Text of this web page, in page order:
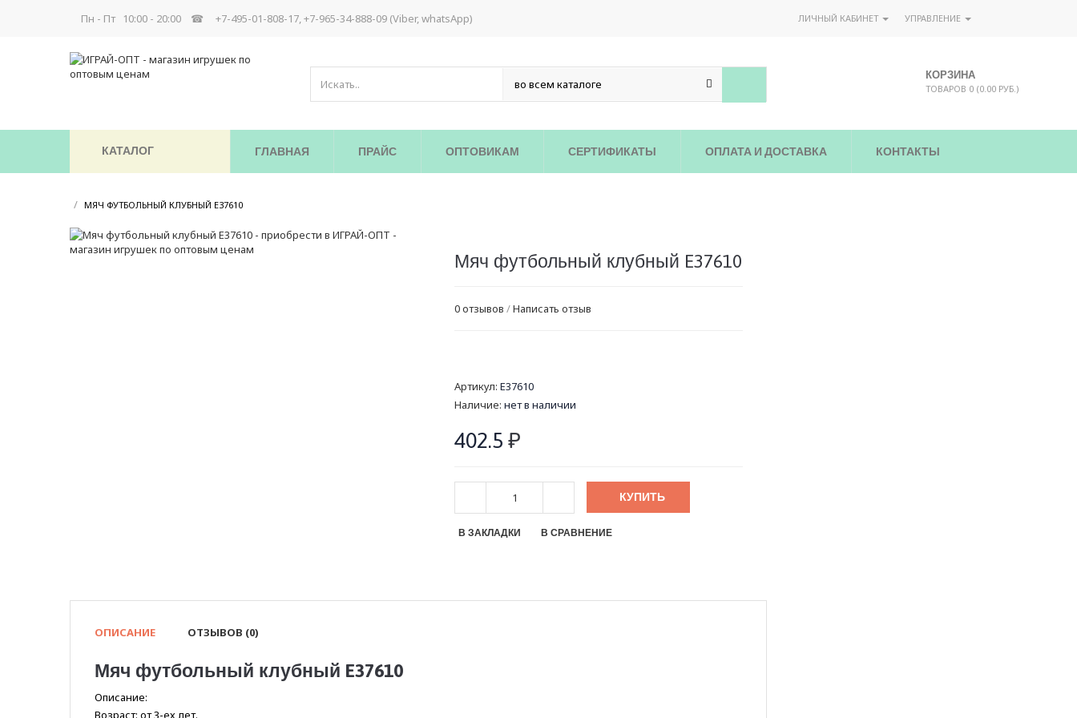
Пн - Пт 10:00 - 20:00 ☎ +7-495-01-808-17, +7-965-34-888-09 (Viber, whatsApp) ЛИЧНЫЙ КАБИНЕТ УПРАВЛЕНИЕ
КОРЗИНА
ТОВАРОВ 0 (0.00 РУБ.)
КАТАЛОГ ГЛАВНАЯ ПРАЙС ОПТОВИКАМ СЕРТИФИКАТЫ ОПЛАТА И ДОСТАВКА КОНТАКТЫ
/ МЯЧ ФУТБОЛЬНЫЙ КЛУБНЫЙ E37610
Мяч футбольный клубный E37610
0 отзывов /Написать отзыв
Артикул: E37610
Наличие: нет в наличии
402.5 ₽
КУПИТЬ
В ЗАКЛАДКИ В СРАВНЕНИЕ
ОПИСАНИЕ ОТЗЫВОВ (0)
Мяч футбольный клубный E37610
Описание:
Возраст: от 3-ех лет.